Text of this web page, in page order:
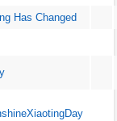
Has Changed